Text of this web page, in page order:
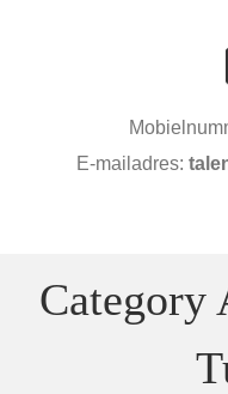
E-mailadres:
Category